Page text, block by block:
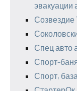
эвакуации
Созвездие
Спец авто
Спорт-
Спорт,